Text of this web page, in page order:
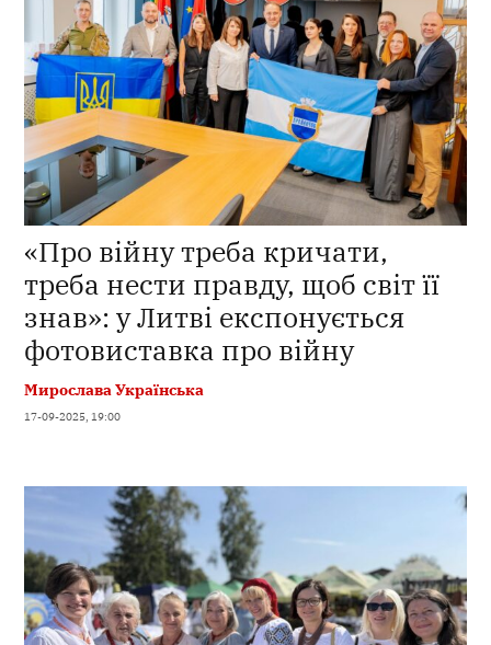
«Про війну треба кричати,
треба нести правду, щоб світ її
знав»: у Литві експонується
фотовиставка про війну
Мирослава Українська
17-09-2025, 19:00